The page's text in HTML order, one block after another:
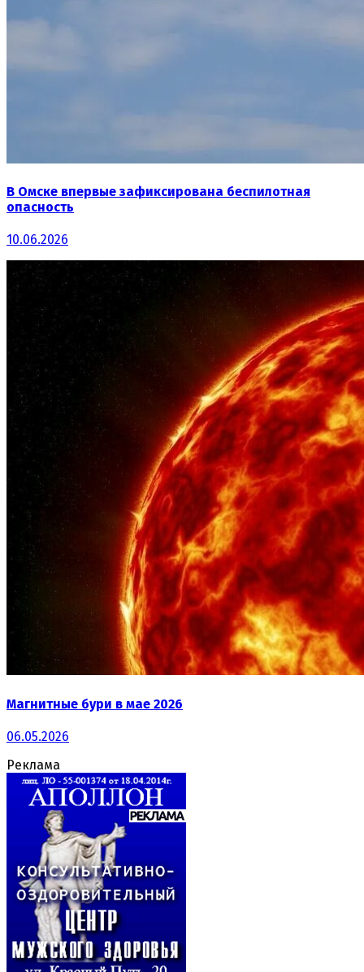
В Омске впервые зафиксирована беспилотная
опасность
10.06.2026
Магнитные бури в мае 2026
06.05.2026
Реклама